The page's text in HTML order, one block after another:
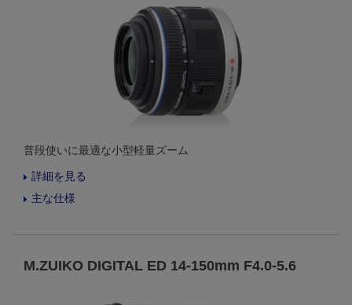
普段使いに最適な小型軽量ズーム
詳細を見る
主な仕様
M.ZUIKO DIGITAL ED 14-150mm F4.0-5.6